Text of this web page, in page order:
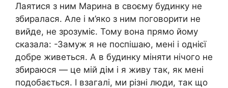
Лаятися з ним Марина в своєму будинку не
збиралася. Але і м’яко з ним поговорити не
вийде, не зрозуміє. Тому вона прямо йому
сказала: -Замуж я не поспішаю, мені і однієї
добре живеться. А в будинку міняти нічого не
збираюся — це мій дім і я живу так, як мені
подобається. І взагалі, ми різні люди, так що